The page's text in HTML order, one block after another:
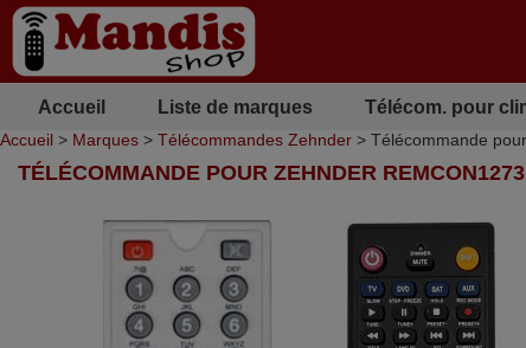
Accueil Liste de marques Télécom. pour
Accueil > Marques > Télécommandes Zehnder > Télécommande
TÉLÉCOMMANDE POUR ZEHNDER REMCON1273